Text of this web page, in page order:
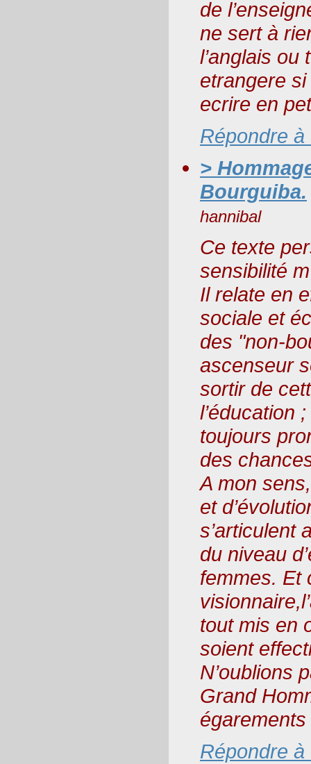
de
ne sert à
l’anglais ou
etrangere si
ecrire en
Répondre
>
Bourguiba.
hannibal
Ce texte
sensibilité
Il relate en
sociale et
des "non-
ascenseur
sortir de
l’éducation
toujours
des
A mon
et
s’articulent
du niveau
femmes. Et
tout mis en
soient
N’oublions
Grand
Répondre